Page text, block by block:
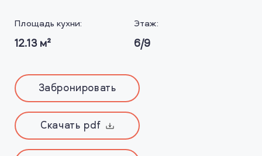
Площадь кухни:
12.13м²
Этаж:
6/9
Забронировать
Скачать pdf